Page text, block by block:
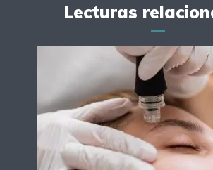
Lecturas